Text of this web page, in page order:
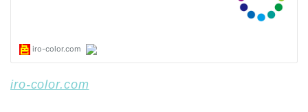
iro-color.com